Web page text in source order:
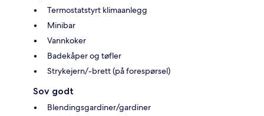
Termostatstyrt klimaanlegg
Minibar
Vannkoker
Badekåper og tøfler
Strykejern/-brett (på forespørsel)
Sov godt
Blendingsgardiner/gardiner